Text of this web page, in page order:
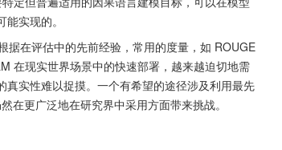
实现的。
据在评估中的先前经验，常用的度量，如 ROUGE
在现实世界场景中的快速部署，越来越迫切地需
实性难以捉摸。一个有希望的途径涉及利用最先
更广泛地在研究界中采用方面带来挑战。